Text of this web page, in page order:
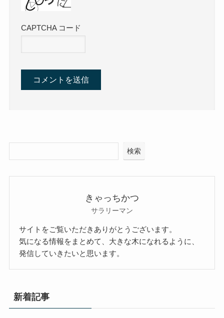
CAPTCHA コード
検索
きゃっちかつ
サラリーマン
サイトをご覧いただきありがとうございます。
気になる情報をまとめて、大きな木になれるように、
発信していきたいと思います。
新着記事